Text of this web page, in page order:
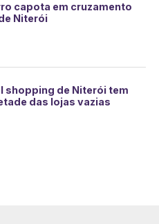
capota em cruzamento
Niterói
shopping de Niterói tem
das lojas vazias